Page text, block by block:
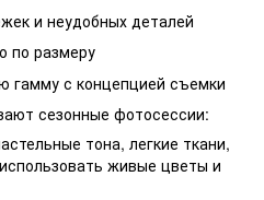
и неудобных деталей
по размеру
гамму с концепцией съемки
сезонные фотосессии:
тона, легкие ткани,
живые цветы и